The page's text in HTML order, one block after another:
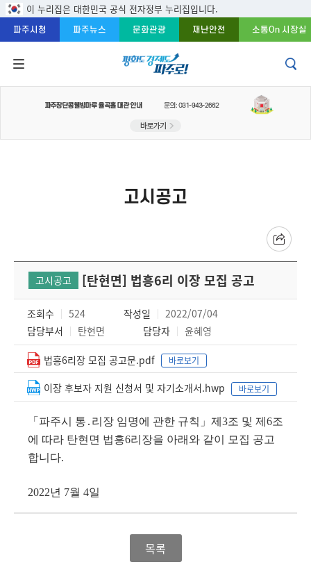
본문 바로가기
주메뉴 바로가기
푸터 바로가기
이 누리집은 대한민국 공식 전자정부 누리집입니다.
파주시청 파주뉴스 문화관광 재난안전 소통On 시장실
고시공고
고시공고 [탄현면] 법흥6리 이장 모집 공고
조회수 524 작성일
2022/07/04
담당부서
탄현면 담당자 윤혜영
법흥6리장 모집 공고문.pdf 바로보기
이장 후보자 지원 신청서 및 자기소개서.hwp 바로보기
「 파주시 통 ․ 리장 임명에 관한 규칙 」 제 3조 및 제 6조
에 따라 탄현면 법흥6리장을 아래와 같이 모집 공고
합니다.
2022년 7월 4일
목록